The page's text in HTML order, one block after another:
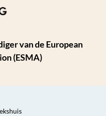
van de European
(ESMA)